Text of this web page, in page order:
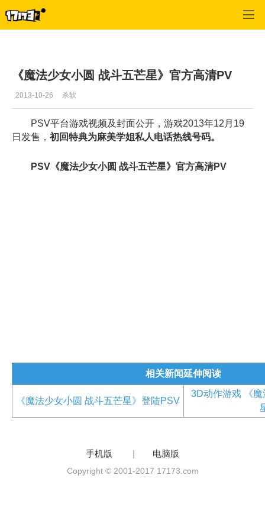
《魔法少女小圆 战斗五芒星》官方高清PV
2013-10-26 杀软
PSV平台游戏视频及封面公开，游戏2013年12月19
日发售， 初回特典为麻美学姐私人电话热线号码。
PSV《魔法少女小圆 战斗五芒星》官方高清PV
相关新闻延伸阅读
《魔法少女小圆 战斗五芒星》登陆PSV
3D动作游戏 《
手机版 | 电脑版
Copyright © 2001-2017 17173.com